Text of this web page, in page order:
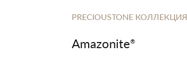
PRECIOUSTONE КОЛЛЕКЦИЯ
Amazonite®